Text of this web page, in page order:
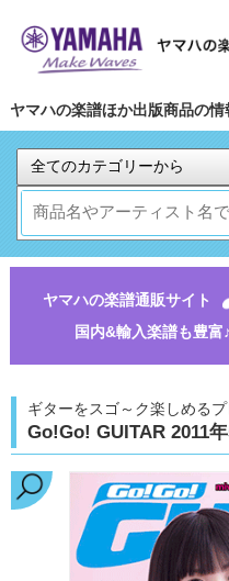
ヤマハの楽譜ほか出版商品の情
ヤマハの楽譜通販サイト
国内&輸入楽譜も豊富♪
ギターをスゴ～ク楽しめる
Go!Go! GUITAR 2011